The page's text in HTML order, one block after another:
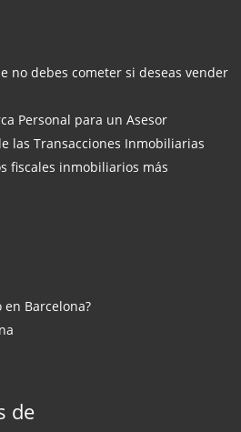
no debes cometer si deseas vender
Personal para un Asesor
las Transacciones Inmobiliarias
fiscales inmobiliarios más
Barcelona?
de